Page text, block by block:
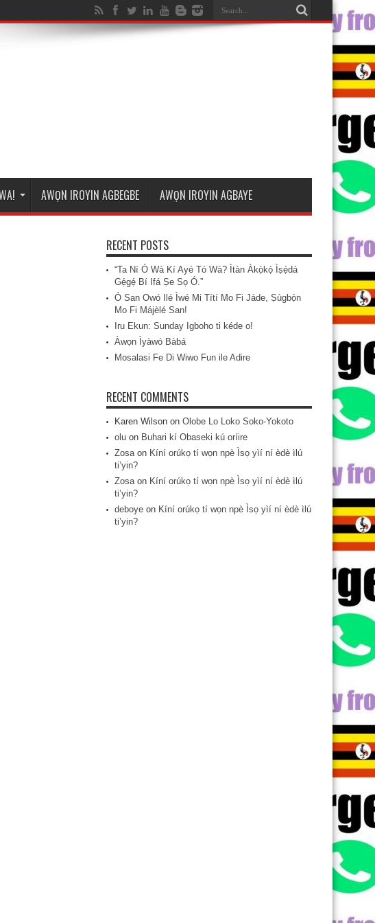
AWỌN IROYIN AGBEGBE AWỌN IROYIN AGBAYE
RECENT POSTS
“Ta Ní Ó Wà Kí Ayé Tó Wà? Ìtàn Àkọ́kọ́ Ìṣẹ̀dá
Gẹ́gẹ́ Bí Ifá Ṣe Sọ Ó.”
Ó San Owó Ilé Ìwé Mi Títí Mo Fi Jáde, Ṣùgbọ́n
Mo Fi Májèlé San!
Iru Ekun: Sunday Igboho ti kéde o!
Àwọn Ìyàwó Bàbá
Mosalasi Fe Di Wiwo Fun ile Adire
RECENT COMMENTS
Karen Wilson on Olobe Lo Loko Soko-Yokoto
olu on Buhari kí Obaseki kú oríire
Zosaon Kíní orúkọ tí wọn npè Ìsọ yìí ní èdè ìlú
ti’yin?
Zosaon Kíní orúkọ tí wọn npè Ìsọ yìí ní èdè ìlú
ti’yin?
deboye on Kíní orúkọ tí wọn npè Ìsọ yìí ní èdè ìlú
ti’yin?